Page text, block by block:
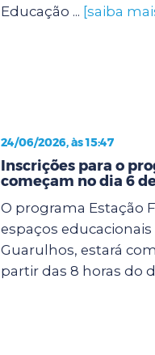
Educação ... [saiba
24/06/2026, às 15:47
Inscrições para o
começam no dia 6
O programa Estação
espaços
Guarulhos, estará
partir das 8 horas do